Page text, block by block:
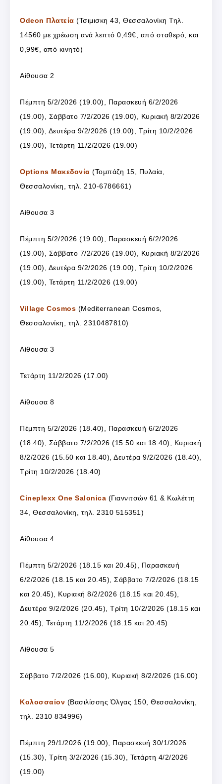
Odeon Πλατεία (Τσιμισκη 43, Θεσσαλονίκη Τηλ.
14560 με χρέωση ανά λεπτό 0,49€, από σταθερό, και
0,99€, από κινητό)
Αίθουσα 2
Πέμπτη 5/2/2026 (19.00), Παρασκευή 6/2/2026
(19.00), Σάββατο 7/2/2026 (19.00), Κυριακή 8/2/2026
(19.00), Δευτέρα 9/2/2026 (19.00), Τρίτη 10/2/2026
(19.00), Τετάρτη 11/2/2026 (19.00)
Options Μακεδονία (Τομπάζη 15, Πυλαία,
Θεσσαλονίκη, τηλ. 210-6786661)
Αίθουσα 3
Πέμπτη 5/2/2026 (19.00), Παρασκευή 6/2/2026
(19.00), Σάββατο 7/2/2026 (19.00), Κυριακή 8/2/2026
(19.00), Δευτέρα 9/2/2026 (19.00), Τρίτη 10/2/2026
(19.00), Τετάρτη 11/2/2026 (19.00)
Village Cosmos (Mediterranean Cosmos,
Θεσσαλονίκη, τηλ. 2310487810)
Αίθουσα 3
Τετάρτη 11/2/2026 (17.00)
Αίθουσα 8
Πέμπτη 5/2/2026 (18.40), Παρασκευή 6/2/2026
(18.40), Σάββατο 7/2/2026 (15.50 και 18.40), Κυριακή
8/2/2026 (15.50 και 18.40), Δευτέρα 9/2/2026 (18.40),
Τρίτη 10/2/2026 (18.40)
Cineplexx One Salonica (Γιαννιτσών 61 & Κωλέττη
34, Θεσσαλονίκη, τηλ. 2310 515351)
Αίθουσα 4
Πέμπτη 5/2/2026 (18.15 και 20.45), Παρασκευή
6/2/2026 (18.15 και 20.45), Σάββατο 7/2/2026 (18.15
και 20.45), Κυριακή 8/2/2026 (18.15 και 20.45),
Δευτέρα 9/2/2026 (20.45), Τρίτη 10/2/2026 (18.15 και
20.45), Τετάρτη 11/2/2026 (18.15 και 20.45)
Αίθουσα 5
Σάββατο 7/2/2026 (16.00), Κυριακή 8/2/2026 (16.00)
Κολοσσαίον (Βασιλίσσης Όλγας 150, Θεσσαλονίκη,
τηλ. 2310 834996)
Πέμπτη 29/1/2026 (19.00), Παρασκευή 30/1/2026
(15.30), Τρίτη 3/2/2026 (15.30), Τετάρτη 4/2/2026
(19.00)